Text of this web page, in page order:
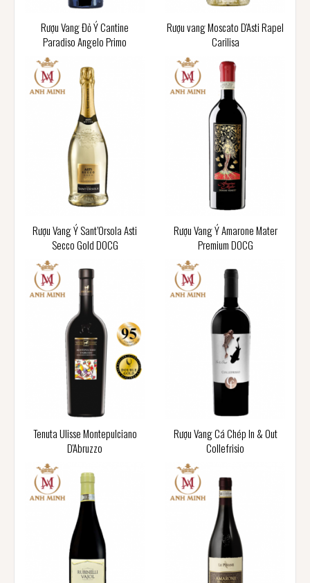
Rượu Vang Đỏ Ý Cantine
Paradiso Angelo Primo
Rượu vang Moscato D'Asti Rapel
Carilisa
Rượu Vang Ý Sant’Orsola Asti
Secco Gold DOCG
Rượu Vang Ý Amarone Mater
Premium DOCG
Tenuta Ulisse Montepulciano
D'Abruzzo
Rượu Vang Cá Chép In & Out
Collefrisio